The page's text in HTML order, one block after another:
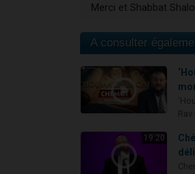
Merci et Shabbat
A consulter
19:20